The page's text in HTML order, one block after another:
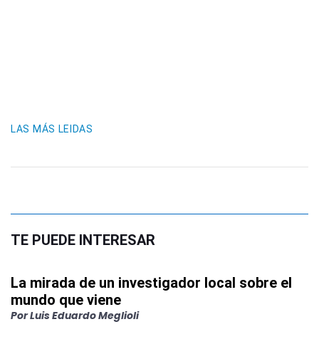
LAS MÁS LEIDAS
TE PUEDE INTERESAR
La mirada de un investigador local sobre el
mundo que viene
PorLuis Eduardo Meglioli